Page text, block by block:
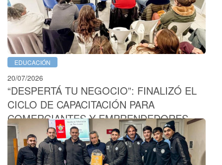
EDUCACIÓN
20/07/2026
“DESPERTÁ TU NEGOCIO”: FINALIZÓ EL
CICLO DE CAPACITACIÓN PARA
COMERCIANTES Y EMPRENDEDORES